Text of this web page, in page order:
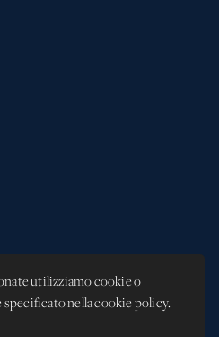
utilizziamo cookie o
nella cookie policy.